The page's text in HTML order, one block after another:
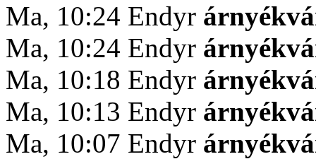
Ma, 10:24 Endyr
Ma, 10:24 Endyr
Ma, 10:18 Endyr
Ma, 10:13 Endyr
Ma, 10:07 Endyr